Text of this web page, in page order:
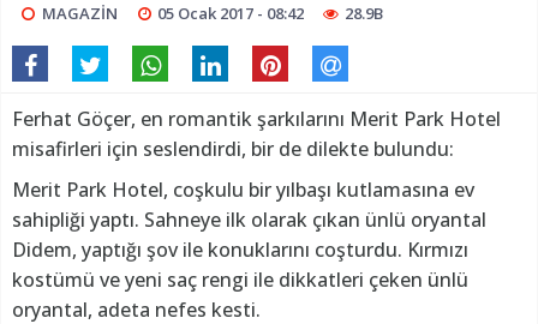
MAGAZİN 05 Ocak 2017 - 08:42 28.9B
Ferhat Göçer, en romantik şarkılarını Merit Park Hotel
misafirleri için seslendirdi, bir de dilekte bulundu:
Merit Park Hotel, coşkulu bir yılbaşı kutlamasına ev
sahipliği yaptı. Sahneye ilk olarak çıkan ünlü oryantal
Didem, yaptığı şov ile konuklarını coşturdu. Kırmızı
kostümü ve yeni saç rengi ile dikkatleri çeken ünlü
oryantal, adeta nefes kesti.